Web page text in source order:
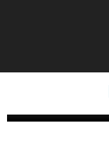
ZHERY OKTANDI,